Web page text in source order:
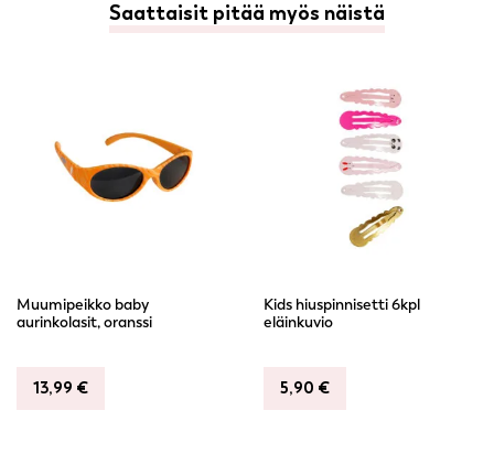
Saattaisit pitää myös näistä
Muumipeikko baby
aurinkolasit, oranssi
13,99 €
Kids hiuspinnisetti 6kpl
eläinkuvio
5,90 €